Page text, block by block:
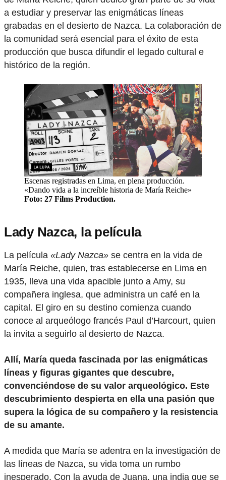
a estudiar y preservar las enigmáticas líneas
grabadas en el desierto de Nazca. La colaboración de
la comunidad será esencial para el éxito de esta
producción que busca difundir el legado cultural e
histórico de la región.
Escenas registradas en Lima, en plena producción.
«Dando vida a la increíble historia de María Reiche»
Foto: 27 Films Production.
Lady Nazca, la película
La película «Lady Nazca» se centra en la vida de
María Reiche, quien, tras establecerse en Lima en
1935, lleva una vida apacible junto a Amy, su
compañera inglesa, que administra un café en la
capital. El giro en su destino comienza cuando
conoce al arqueólogo francés Paul d’Harcourt, quien
la invita a seguirlo al desierto de Nazca.
Allí, María queda fascinada por las enigmáticas
líneas y figuras gigantes que descubre,
convenciéndose de su valor arqueológico. Este
descubrimiento despierta en ella una pasión que
supera la lógica de su compañero y la resistencia
de su amante.
A medida que María se adentra en la investigación de
las líneas de Nazca, su vida toma un rumbo
inesperado. Con la ayuda de Juana, una india que se